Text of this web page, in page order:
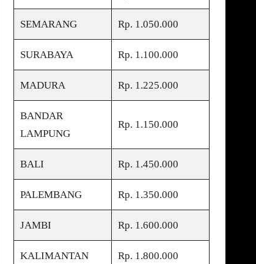
SEMARANG Rp. 1.050.000
SURABAYA Rp. 1.100.000
MADURA Rp. 1.225.000
BANDAR
LAMPUNG
Rp. 1.150.000
BALI Rp. 1.450.000
PALEMBANG Rp. 1.350.000
JAMBI Rp. 1.600.000
KALIMANTAN Rp. 1.800.000